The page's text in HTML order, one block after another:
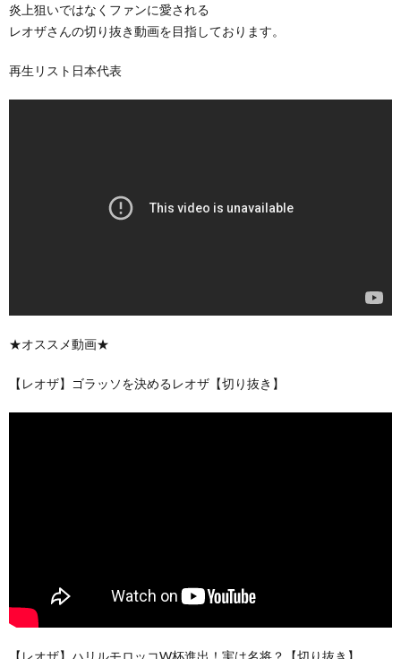
炎上狙いではなくファンに愛される
レオザさんの切り抜き動画を目指しております。
再生リスト日本代表
★オススメ動画★
【レオザ】ゴラッソを決めるレオザ【切り抜き】